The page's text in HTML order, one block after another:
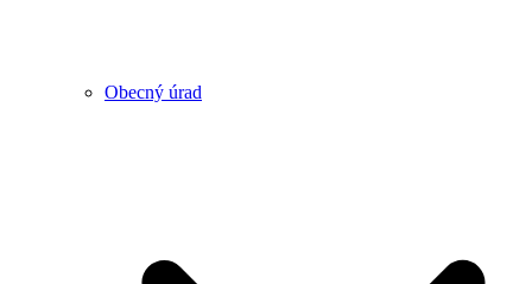
Obecný úrad